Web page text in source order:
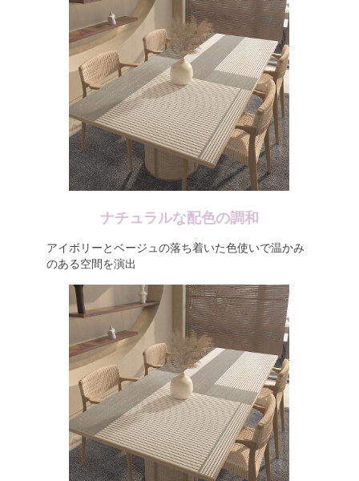
ナチュラルな配色の調和
アイボリーとベージュの落ち着いた色使いで温かみ
のある空間を演出